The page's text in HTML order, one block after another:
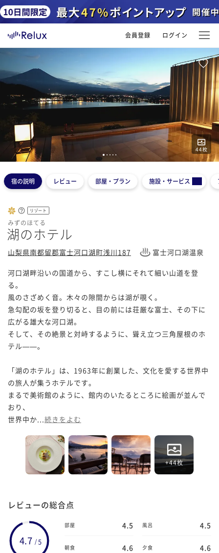
会員登録 ログイン
44枚
1 2 3 4 5
宿の説明 レビュー 部屋・プラン 施設・サービス
リゾート
みずのほてる
湖のホテル
山梨県南都留郡富士河口湖町浅川187 富士河口湖温泉
河口湖畔沿いの国道から、すこし横にそれて細い山道を登
る。
風のさざめく音。木々の隙間からは湖が覗く。
急勾配の坂を登り切ると、目の前には荘厳な富士、その下に
広がる雄大な河口湖。
そして、その絶景と対峙するように、聳え立つ三角屋根のホ
テル——。
「湖のホテル」は、1963年に創業した、文化を愛する世界中
の旅人が集うホテルです。
まるで美術館のように、館内のいたるところに絵画が並んで
おり、
世界中か... 続きをよむ
+44枚
レビューの総合点
4.7 / 5
部屋 4.5 風呂 4.5
朝食 4.6 夕食 4.6